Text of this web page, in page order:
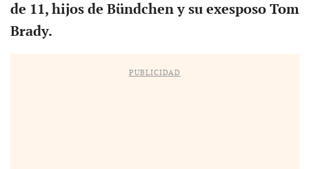
de 11, hijos de Bündchen y su exesposo Tom
Brady.
PUBLICIDAD